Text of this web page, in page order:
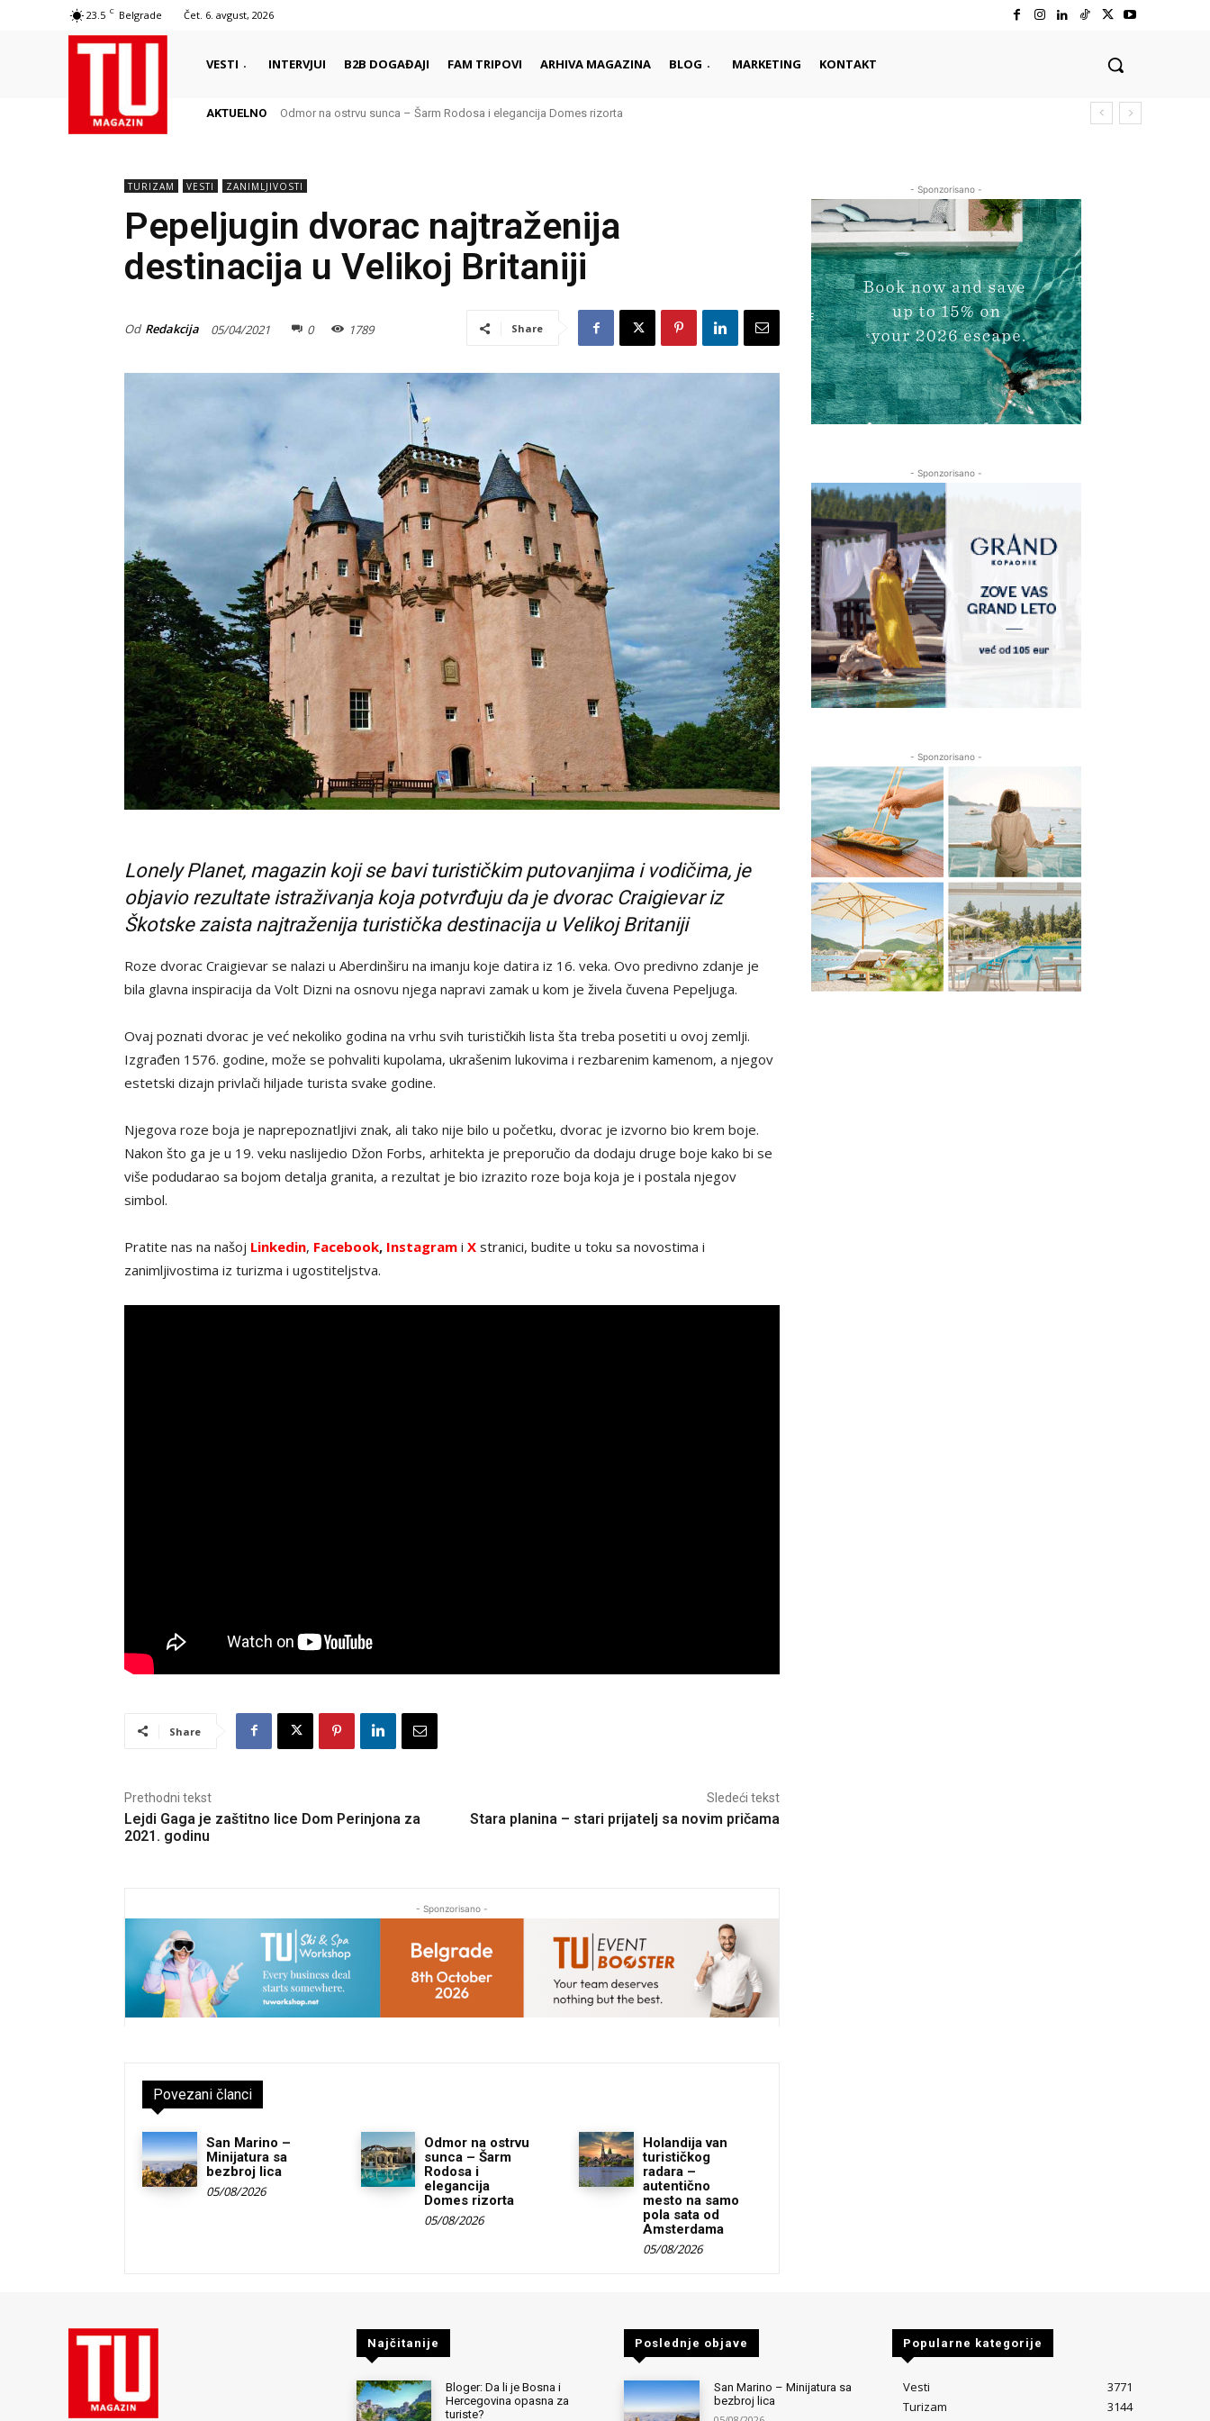
23.5 C Belgrade Čet. 6. avgust, 2026
VESTI INTERVJUI B2B DOGAĐAJI FAM TRIPOVI ARHIVA MAGAZINA BLOG MARKETING KONTAKT
AKTUELNO Odmor na ostrvu sunca – Šarm Rodosa i elegancija Domes rizorta
TURIZAM VESTI ZANIMLJIVOSTI
Pepeljugin dvorac najtraženija
destinacija u Velikoj Britaniji
Od Redakcija 05/04/2021 0 1789 Share
Lonely Planet, magazin koji se bavi turističkim putovanjima i vodičima, je
objavio rezultate istraživanja koja potvrđuju da je dvorac Craigievar iz
Škotske zaista najtraženija turistička destinacija u Velikoj Britaniji
Roze dvorac Craigievar se nalazi u Aberdinširu na imanju koje datira iz 16. veka. Ovo predivno zdanje je
bila glavna inspiracija da Volt Dizni na osnovu njega napravi zamak u kom je živela čuvena Pepeljuga.
Ovaj poznati dvorac je već nekoliko godina na vrhu svih turističkih lista šta treba posetiti u ovoj zemlji.
Izgrađen 1576. godine, može se pohvaliti kupolama, ukrašenim lukovima i rezbarenim kamenom, a njegov
estetski dizajn privlači hiljade turista svake godine.
Njegova roze boja je naprepoznatljivi znak, ali tako nije bilo u početku, dvorac je izvorno bio krem boje.
Nakon što ga je u 19. veku naslijedio Džon Forbs, arhitekta je preporučio da dodaju druge boje kako bi se
više podudarao sa bojom detalja granita, a rezultat je bio izrazito roze boja koja je i postala njegov
simbol.
Pratite nas na našoj Linkedin, Facebook, Instagram i X stranici, budite u toku sa novostima i
zanimljivostima iz turizma i ugostiteljstva.
Share
Prethodni tekst
Lejdi Gaga je zaštitno lice Dom Perinjona za
2021. godinu
Sledeći tekst
Stara planina – stari prijatelj sa novim pričama
- Sponzorisano -
Povezani članci
San Marino –
Minijatura sa
bezbroj lica
05/08/2026
Odmor na ostrvu
sunca – Šarm
Rodosa i
elegancija
Domes rizorta
05/08/2026
Holandija van
turističkog
radara –
autentično
mesto na samo
pola sata od
Amsterdama
05/08/2026
- Sponzorisano -
- Sponzorisano -
- Sponzorisano -
Najčitanije
Bloger: Da li je Bosna i
Hercegovina opasna za
turiste?
Poslednje objave
San Marino – Minijatura sa
bezbroj lica
Popularne kategorije
Vesti
3771
Turizam
3144